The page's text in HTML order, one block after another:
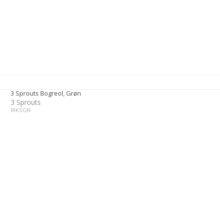
3 Sprouts Bogreol, Grøn
3 Sprouts
IRKSGN